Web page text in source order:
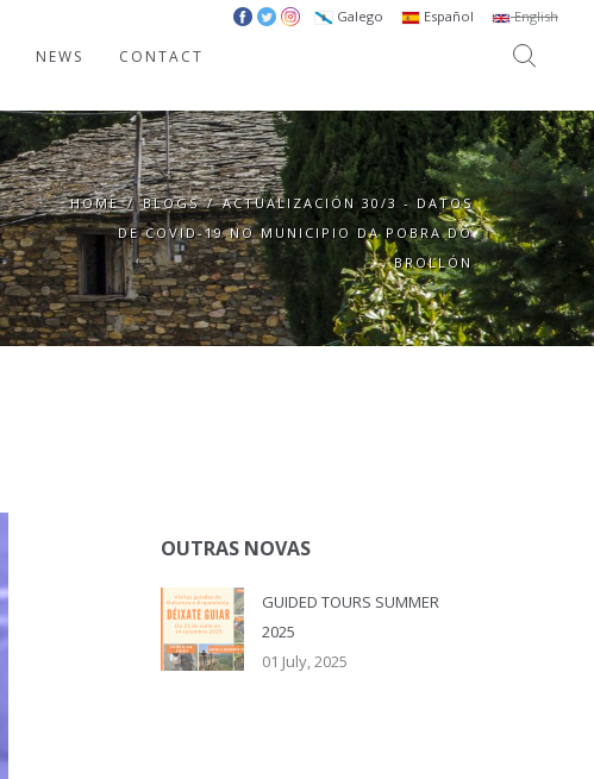
Galego Español English
NEWS CONTACT
HOME / BLOGS / ACTUALIZACIÓN 30/3 - DATOS
DE COVID-19 NO MUNICIPIO DA POBRA DO
BROLLÓN
OUTRAS NOVAS
GUIDED TOURS SUMMER
2025
01 July, 2025